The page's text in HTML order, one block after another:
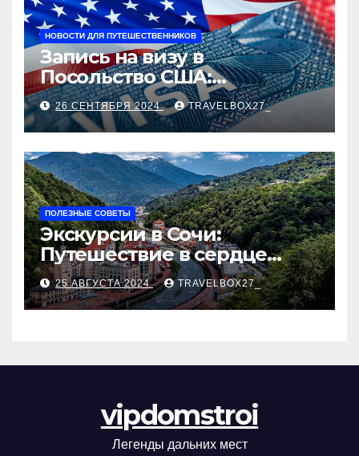
НОВОСТИ ДЛЯ ПУТЕШЕСТВЕННИКОВ
Запись на визу в
Посольство США:
Пошаговое руководство
26 СЕНТЯБРЯ 2024 TRAVELBOX27_
ПОЛЕЗНЫЕ СОВЕТЫ
Экскурсии в Сочи:
Путешествие в сердце
Черноморского курорта
25 АВГУСТА 2024 TRAVELBOX27_
vipdomstroi
Легенды дальних мест